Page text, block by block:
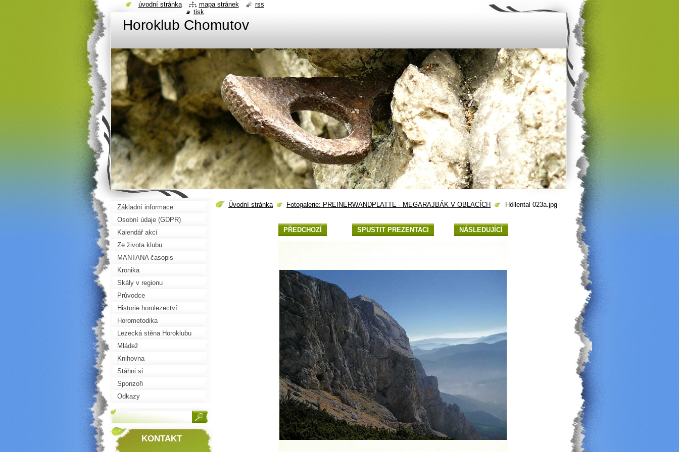
Horoklub Chomutov
Úvodní stránka Fotogalerie: PREINERWANDPLATTE - MEGARAJBÁK V OBLACÍCH Höllental 023a.jpg
PŘEDCHOZÍ SPUSTIT PREZENTACI NÁSLEDUJÍCÍ
Základní informace
Osobní údaje (GDPR)
Kalendář akcí
Ze života klubu
MANTANA časopis
Kronika
Skály v regionu
Průvodce
Historie horolezectví
Horometodika
Lezecká stěna Horoklubu
Mládež
Knihovna
Stáhni si
Sponzoři
Odkazy
KONTAKT
úvodní stránka mapa stránek
rss
tisk